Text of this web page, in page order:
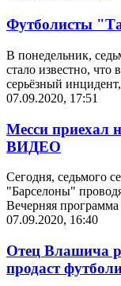
Футболисты
В понедельник,
стало известно, что
серьёзный
07.09.2020, 17:51
Месси приехал
ВИДЕО
Сегодня, седьмого
"Барселоны"
Вечерняя
07.09.2020, 16:40
Отец Влашича
продаст